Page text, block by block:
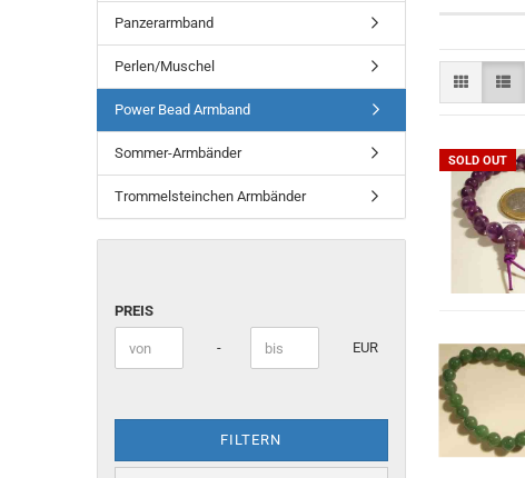
SOLD OUT
Panzerarmband
Perlen/Muschel
Power Bead Armband
Sommer-Armbänder
Trommelsteinchen Armbänder
PREIS
Preis bis - EUR
FILTERN